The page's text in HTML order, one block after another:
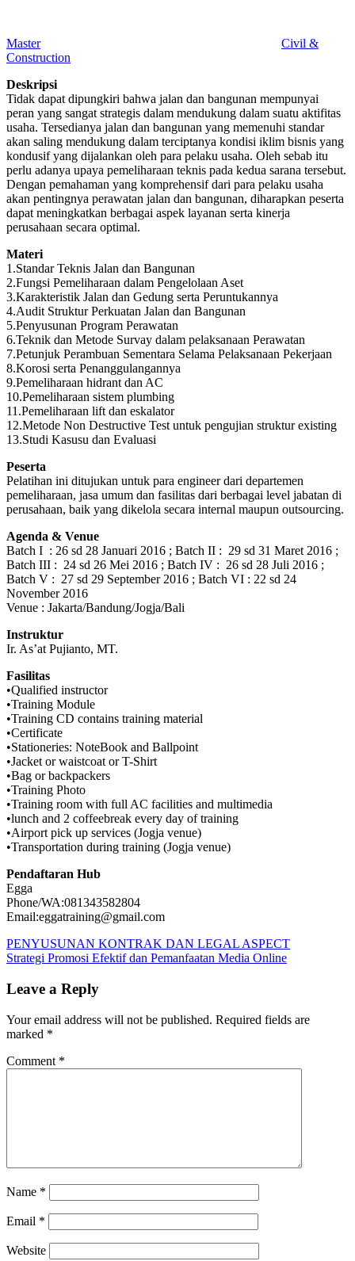
Master
Civil &
Construction
Deskripsi
Tidak dapat dipungkiri bahwa jalan dan bangunan mempunyai
peran yang sangat strategis dalam mendukung dalam suatu aktifitas
usaha. Tersedianya jalan dan bangunan yang memenuhi standar
akan saling mendukung dalam terciptanya kondisi iklim bisnis yang
kondusif yang dijalankan oleh para pelaku usaha. Oleh sebab itu
perlu adanya upaya pemeliharaan teknis pada kedua sarana tersebut.
Dengan pemahaman yang komprehensif dari para pelaku usaha
akan pentingnya perawatan jalan dan bangunan, diharapkan peserta
dapat meningkatkan berbagai aspek layanan serta kinerja
perusahaan secara optimal.
Materi
1.Standar Teknis Jalan dan Bangunan
2.Fungsi Pemeliharaan dalam Pengelolaan Aset
3.Karakteristik Jalan dan Gedung serta Peruntukannya
4.Audit Struktur Perkuatan Jalan dan Bangunan
5.Penyusunan Program Perawatan
6.Teknik dan Metode Survay dalam pelaksanaan Perawatan
7.Petunjuk Perambuan Sementara Selama Pelaksanaan Pekerjaan
8.Korosi serta Penanggulangannya
9.Pemeliharaan hidrant dan AC
10.Pemeliharaan sistem plumbing
11.Pemeliharaan lift dan eskalator
12.Metode Non Destructive Test untuk pengujian struktur existing
13.Studi Kasusu dan Evaluasi
Peserta
Pelatihan ini ditujukan untuk para engineer dari departemen
pemeliharaan, jasa umum dan fasilitas dari berbagai level jabatan di
perusahaan, baik yang dikelola secara internal maupun outsourcing.
Agenda & Venue
Batch I : 26 sd 28 Januari 2016 ; Batch II : 29 sd 31 Maret 2016 ;
Batch III : 24 sd 26 Mei 2016 ; Batch IV : 26 sd 28 Juli 2016 ;
Batch V : 27 sd 29 September 2016 ; Batch VI : 22 sd 24
November 2016
Venue : Jakarta/Bandung/Jogja/Bali
Instruktur
Ir. As’at Pujianto, MT.
Fasilitas
•Qualified instructor
•Training Module
•Training CD contains training material
•Certificate
•Stationeries: NoteBook and Ballpoint
•Jacket or waistcoat or T-Shirt
•Bag or backpackers
•Training Photo
•Training room with full AC facilities and multimedia
•lunch and 2 coffeebreak every day of training
•Airport pick up services (Jogja venue)
•Transportation during training (Jogja venue)
Pendaftaran Hub
Egga
Phone/WA:081343582804
Email:eggatraining@gmail.com
Pelatihan
PEMELIHARAAN
DAN
BANGUNANPEMELIHARAAN
JALAN
DAN
PEMELIHARAAN
JALAN
Post
navigation
Previous
Post:
PENYUSUNAN KONTRAK DAN LEGAL ASPECT
Next
Strategi Promosi Efektif dan Pemanfaatan Media Online
Leave a Reply
Your email address will not be published. Required fields are
marked *
Comment *
Name *
Email *
Website